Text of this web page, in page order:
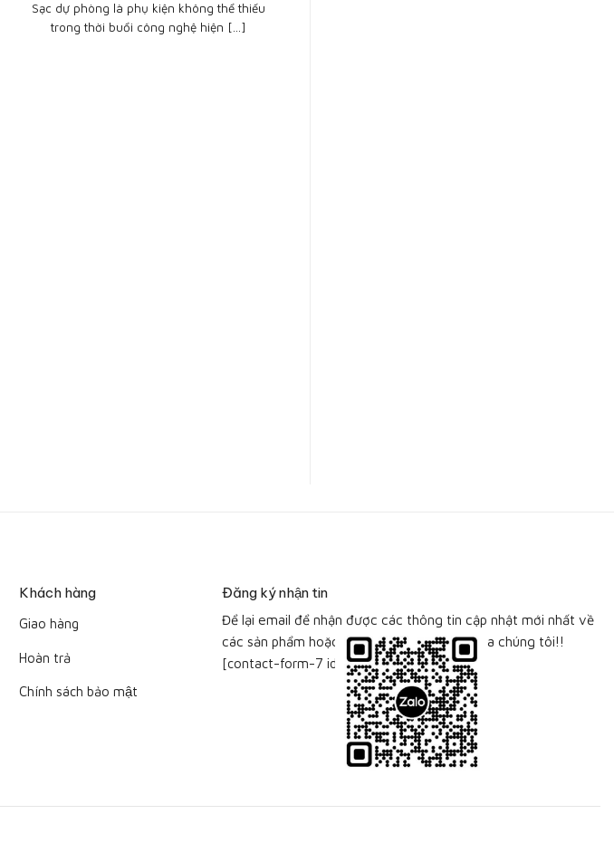
Sạc dự phòng là phụ kiện không thể thiếu
trong thời buổi công nghệ hiện [...]
Khách hàng
Giao hàng
Hoàn trả
Chính sách bảo mật
Đăng ký nhận tin
Để lại email để nhận được các thông tin cập nhật mới nhất về
các sản phẩm hoặc bộ sưu tập sản phẩm của chúng tôi!!
[contact-form-7 id="115"]